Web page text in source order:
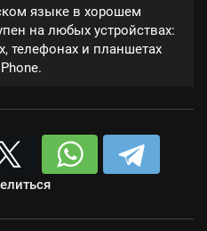
языке в хорошем
на любых устройствах:
телефонах и планшетах